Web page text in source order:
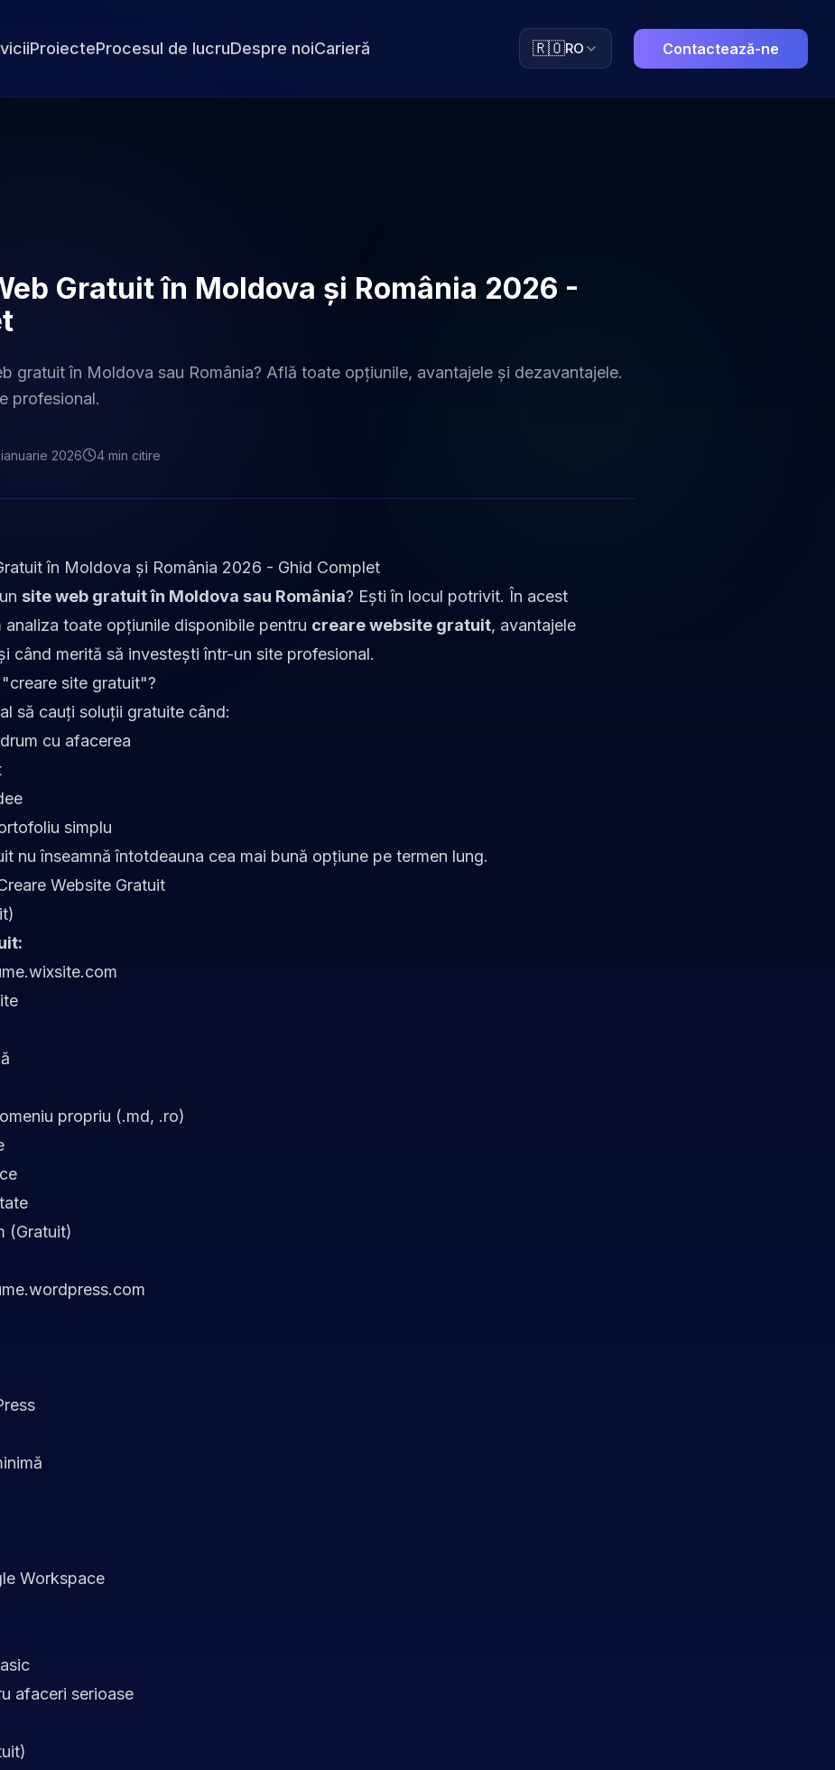
ProiecteProcesul de lucruDespre noiCarieră 🇷🇴RO Contactează-ne
Gratuit în Moldova și România 2026 -
gratuit în Moldova sau România? Află toate opțiunile, avantajele și dezavantajele.
profesional.
2026 4 min citire
în Moldova și România 2026 - Ghid Complet
site web gratuit în Moldova sau România? Ești în locul potrivit. În acest
toate opțiunile disponibile pentru creare website gratuit, avantajele
când merită să investești într-un site profesional.
site gratuit"?
să cauți soluții gratuite când:
cu afacerea
simplu
nu înseamnă întotdeauna cea mai bună opțiune pe termen lung.
Website Gratuit
propriu (.md, .ro)
(Gratuit)
Workspace
afaceri serioase